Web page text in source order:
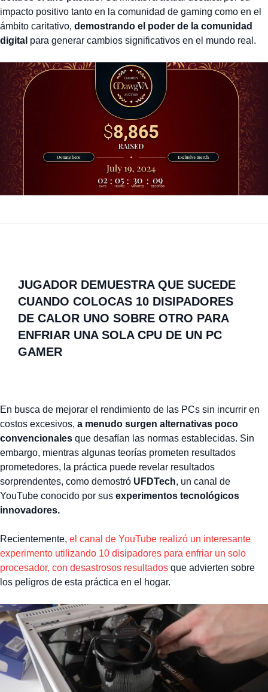
impacto positivo tanto en la comunidad de gaming como en el
ámbito caritativo, demostrando el poder de la comunidad
digital para generar cambios significativos en el mundo real.
JUGADOR DEMUESTRA QUE SUCEDE
CUANDO COLOCAS 10 DISIPADORES
DE CALOR UNO SOBRE OTRO PARA
ENFRIAR UNA SOLA CPU DE UN PC
GAMER
En busca de mejorar el rendimiento de las PCs sin incurrir en
costos excesivos, a menudo surgen alternativas poco
convencionales que desafían las normas establecidas. Sin
embargo, mientras algunas teorías prometen resultados
prometedores, la práctica puede revelar resultados
sorprendentes, como demostró UFDTech, un canal de
YouTube conocido por sus experimentos tecnológicos
innovadores.
Recientemente, el canal de YouTube realizó un interesante
experimento utilizando 10 disipadores para enfriar un solo
procesador, con desastrosos resultados que advierten sobre
los peligros de esta práctica en el hogar.